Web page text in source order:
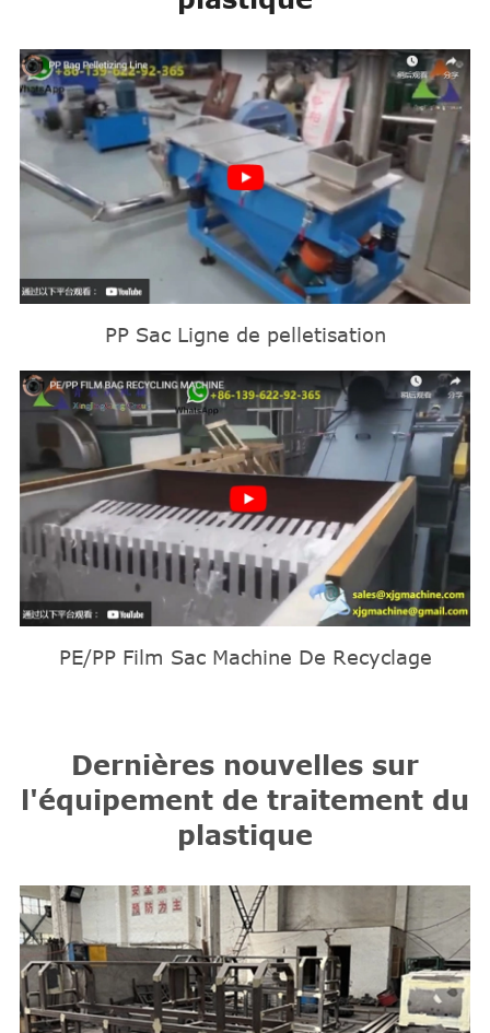
PP Sac Ligne de pelletisation
PE/PP Film Sac Machine De Recyclage
Dernières nouvelles sur
l'équipement de traitement du
plastique